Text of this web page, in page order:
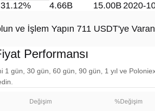
31.12% 4.66B 15.00B 2020-
ve İşlem Yapın 711 USDT'ye
Performansı
1 gün, 30 gün, 60 gün, 90 gün, 1 yıl ve
Değişim %Değişim